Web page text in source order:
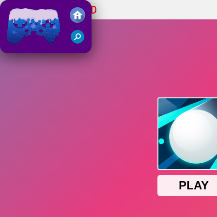
Juegos Friv 2018
Falling Ball 3D